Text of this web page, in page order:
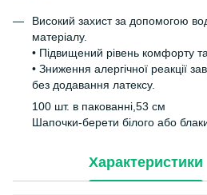
Високий захист за допомогою
матеріалу.
• Підвищений рівень комфорту та
• Зниження алергічної реакції
без додавання латексу.
100 шт. в пакованні,53 см
Шапочки-берети білого або
Характеристики